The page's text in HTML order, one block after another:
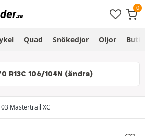
Quad Snökedjor Oljor Butik
R13C 106/104N (ändra)
Mastertrail XC